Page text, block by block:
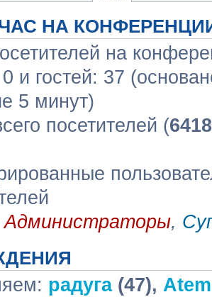
НА
на
и гостей: 37
5 минут)
посетителей (6418
Администраторы,
радуга(47),